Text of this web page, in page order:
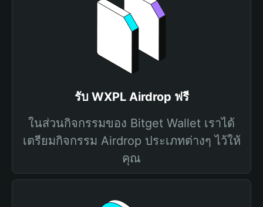
รับ WXPL Airdrop ฟรี
ในส่วนกิจกรรมของ Bitget Wallet เราได้
เตรียมกิจกรรม Airdrop ประเภทต่างๆ ไว้ให้
คุณ